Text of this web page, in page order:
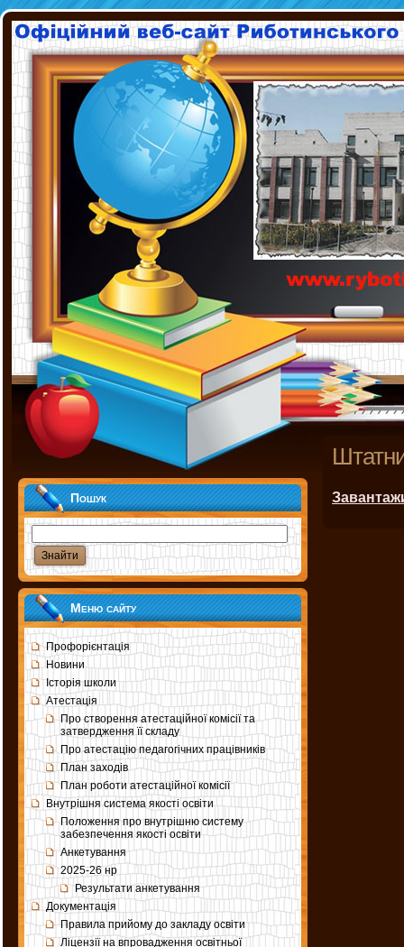
Пошук
Меню сайту
Профорієнтація
Новини
Історія школи
Атестація
Про створення атестаційної комісії та
затвердження її складу
Про атестацію педагогічних працівників
План заходів
План роботи атестаційної комісії
Внутрішня система якості освіти
Положення про внутрішню систему
забезпечення якості освіти
Анкетування
2025-26 нр
Результати анкетування
Документація
Правила прийому до закладу освіти
Ліцензії на впровадження освітньої